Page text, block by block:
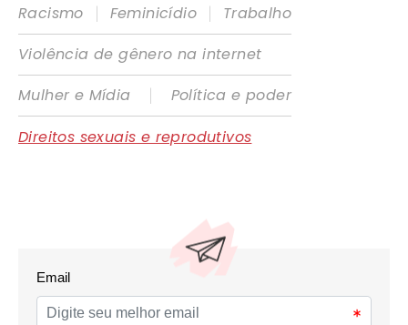
Racismo
| Feminicídio |
Trabalho
Violência de gênero na internet
Mulher e Mídia
|
Política e poder
Direitos sexuais e reprodutivos